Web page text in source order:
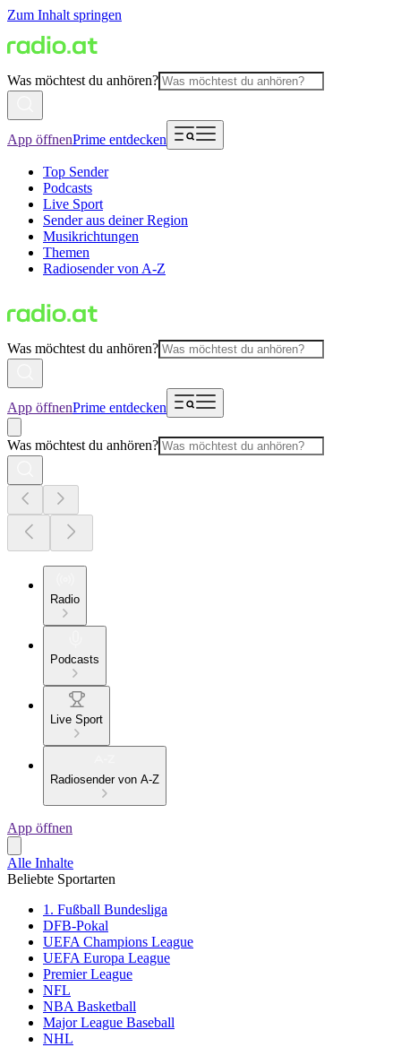
Zum Inhalt springen
Was möchtest du anhören?
App öffnenPrime entdecken
Top Sender
Podcasts
Live Sport
Sender aus deiner Region
Musikrichtungen
Themen
Radiosender von A-Z
Was möchtest du anhören?
App öffnenPrime entdecken
Was möchtest du anhören?
Radio
Podcasts
Live Sport
Radiosender von A-Z
App öffnen
Alle Inhalte
Beliebte Sportarten
1. Fußball Bundesliga
DFB-Pokal
UEFA Champions League
UEFA Europa League
Premier League
NFL
NBA Basketball
Major League Baseball
NHL